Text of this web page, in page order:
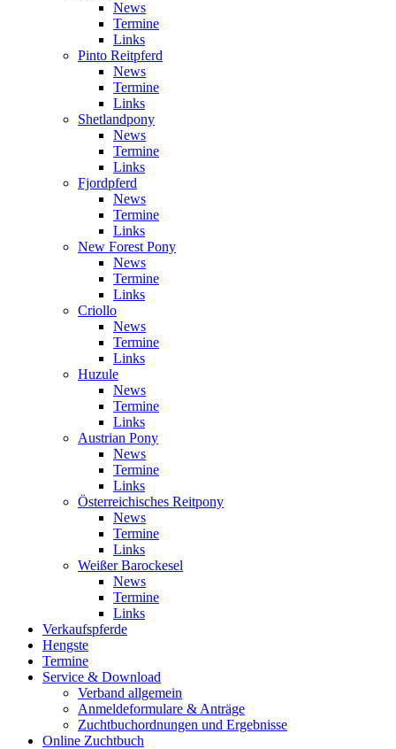
News
Termine
Links
Pinto Reitpferd
News
Termine
Links
Shetlandpony
News
Termine
Links
Fjordpferd
News
Termine
Links
New Forest Pony
News
Termine
Links
Criollo
News
Termine
Links
Huzule
News
Termine
Links
Austrian Pony
News
Termine
Links
Österreichisches Reitpony
News
Termine
Links
Weißer Barockesel
News
Termine
Links
Verkaufspferde
Hengste
Termine
Service & Download
Verband allgemein
Anmeldeformulare & Anträge
Zuchtbuchordnungen und Ergebnisse
Online Zuchtbuch